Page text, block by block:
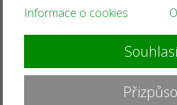
zvíře:klokan rudokrký a emu
Informace o cookies